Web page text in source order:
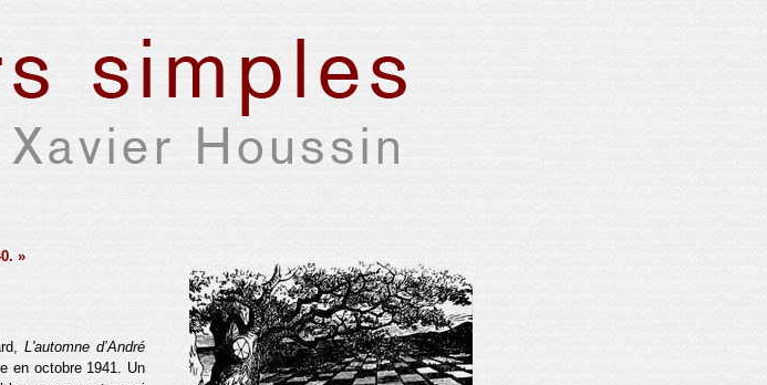
»
L'automne d’André
en octobre 1941. Un